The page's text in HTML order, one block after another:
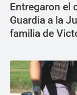
Entregaron el
Guardia a la
familia de